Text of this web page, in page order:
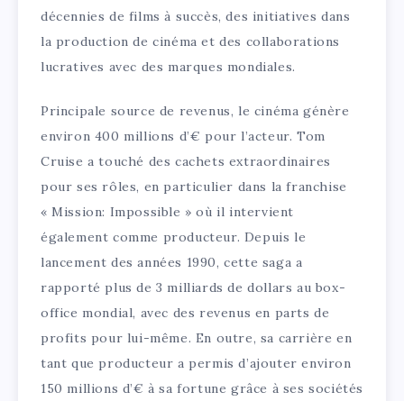
décennies de films à succès, des initiatives dans
la production de cinéma et des collaborations
lucratives avec des marques mondiales.
Principale source de revenus, le cinéma génère
environ 400 millions d’€ pour l’acteur. Tom
Cruise a touché des cachets extraordinaires
pour ses rôles, en particulier dans la franchise
« Mission: Impossible » où il intervient
également comme producteur. Depuis le
lancement des années 1990, cette saga a
rapporté plus de 3 milliards de dollars au box-
office mondial, avec des revenus en parts de
profits pour lui-même. En outre, sa carrière en
tant que producteur a permis d’ajouter environ
150 millions d’€ à sa fortune grâce à ses sociétés